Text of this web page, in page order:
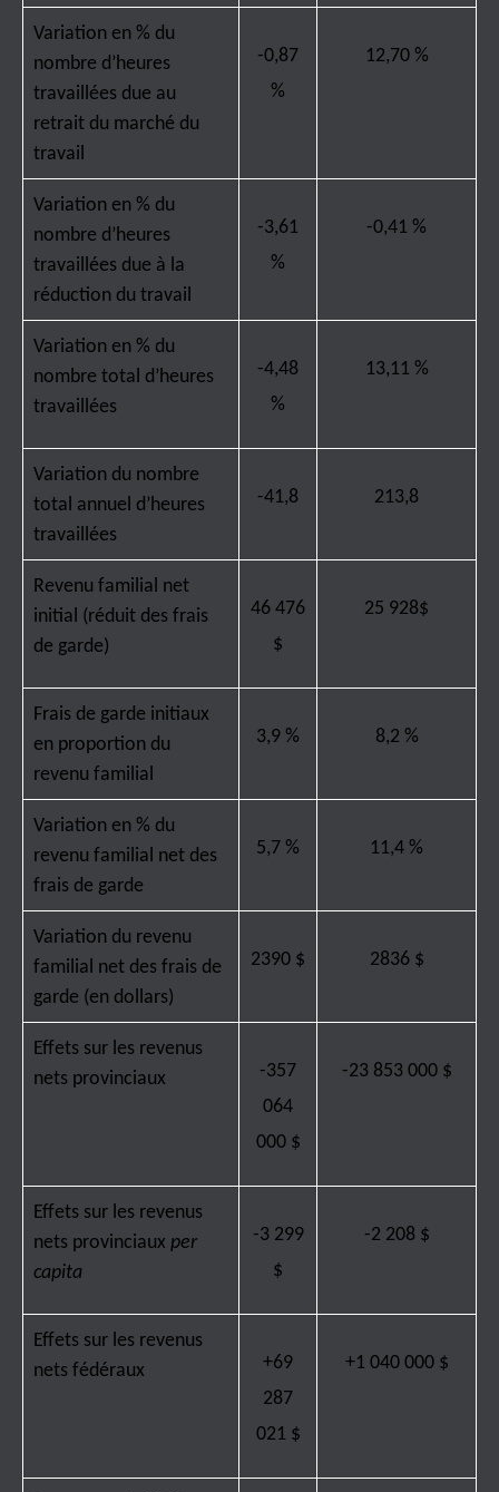
Variation en % du
nombre d’heures
travaillées due au
retrait du marché du
travail
-0,87
%
12,70 %
Variation en % du
nombre d’heures
travaillées due à la
réduction du travail
-3,61
%
-0,41 %
Variation en % du
nombre total d’heures
travaillées
-4,48
%
13,11 %
Variation du nombre
total annuel d’heures
travaillées
-41,8 213,8
Revenu familial net
initial (réduit des frais
de garde)
46 476
$
25 928$
Frais de garde initiaux
en proportion du
revenu familial
3,9 % 8,2 %
Variation en % du
revenu familial net des
frais de garde
5,7 % 11,4 %
Variation du revenu
familial net des frais de
garde (en dollars)
2390 $ 2836 $
Effets sur les revenus
nets provinciaux
-357
064
000 $
-23 853 000 $
Effets sur les revenus
nets provinciaux per
capita
-3 299
$
-2 208 $
Effets sur les revenus
nets fédéraux
+69
287
021 $
+1 040 000 $